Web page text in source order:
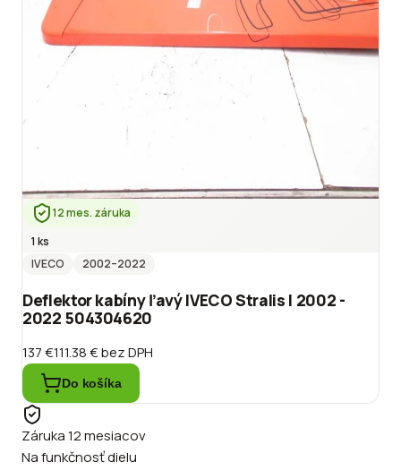
12 mes. záruka
1 ks
IVECO
2002–2022
Deflektor kabíny ľavý IVECO Stralis I 2002 -
2022 504304620
137 €111.38 €bez DPH
Do košíka
Záruka 12 mesiacov
Na funkčnosť dielu